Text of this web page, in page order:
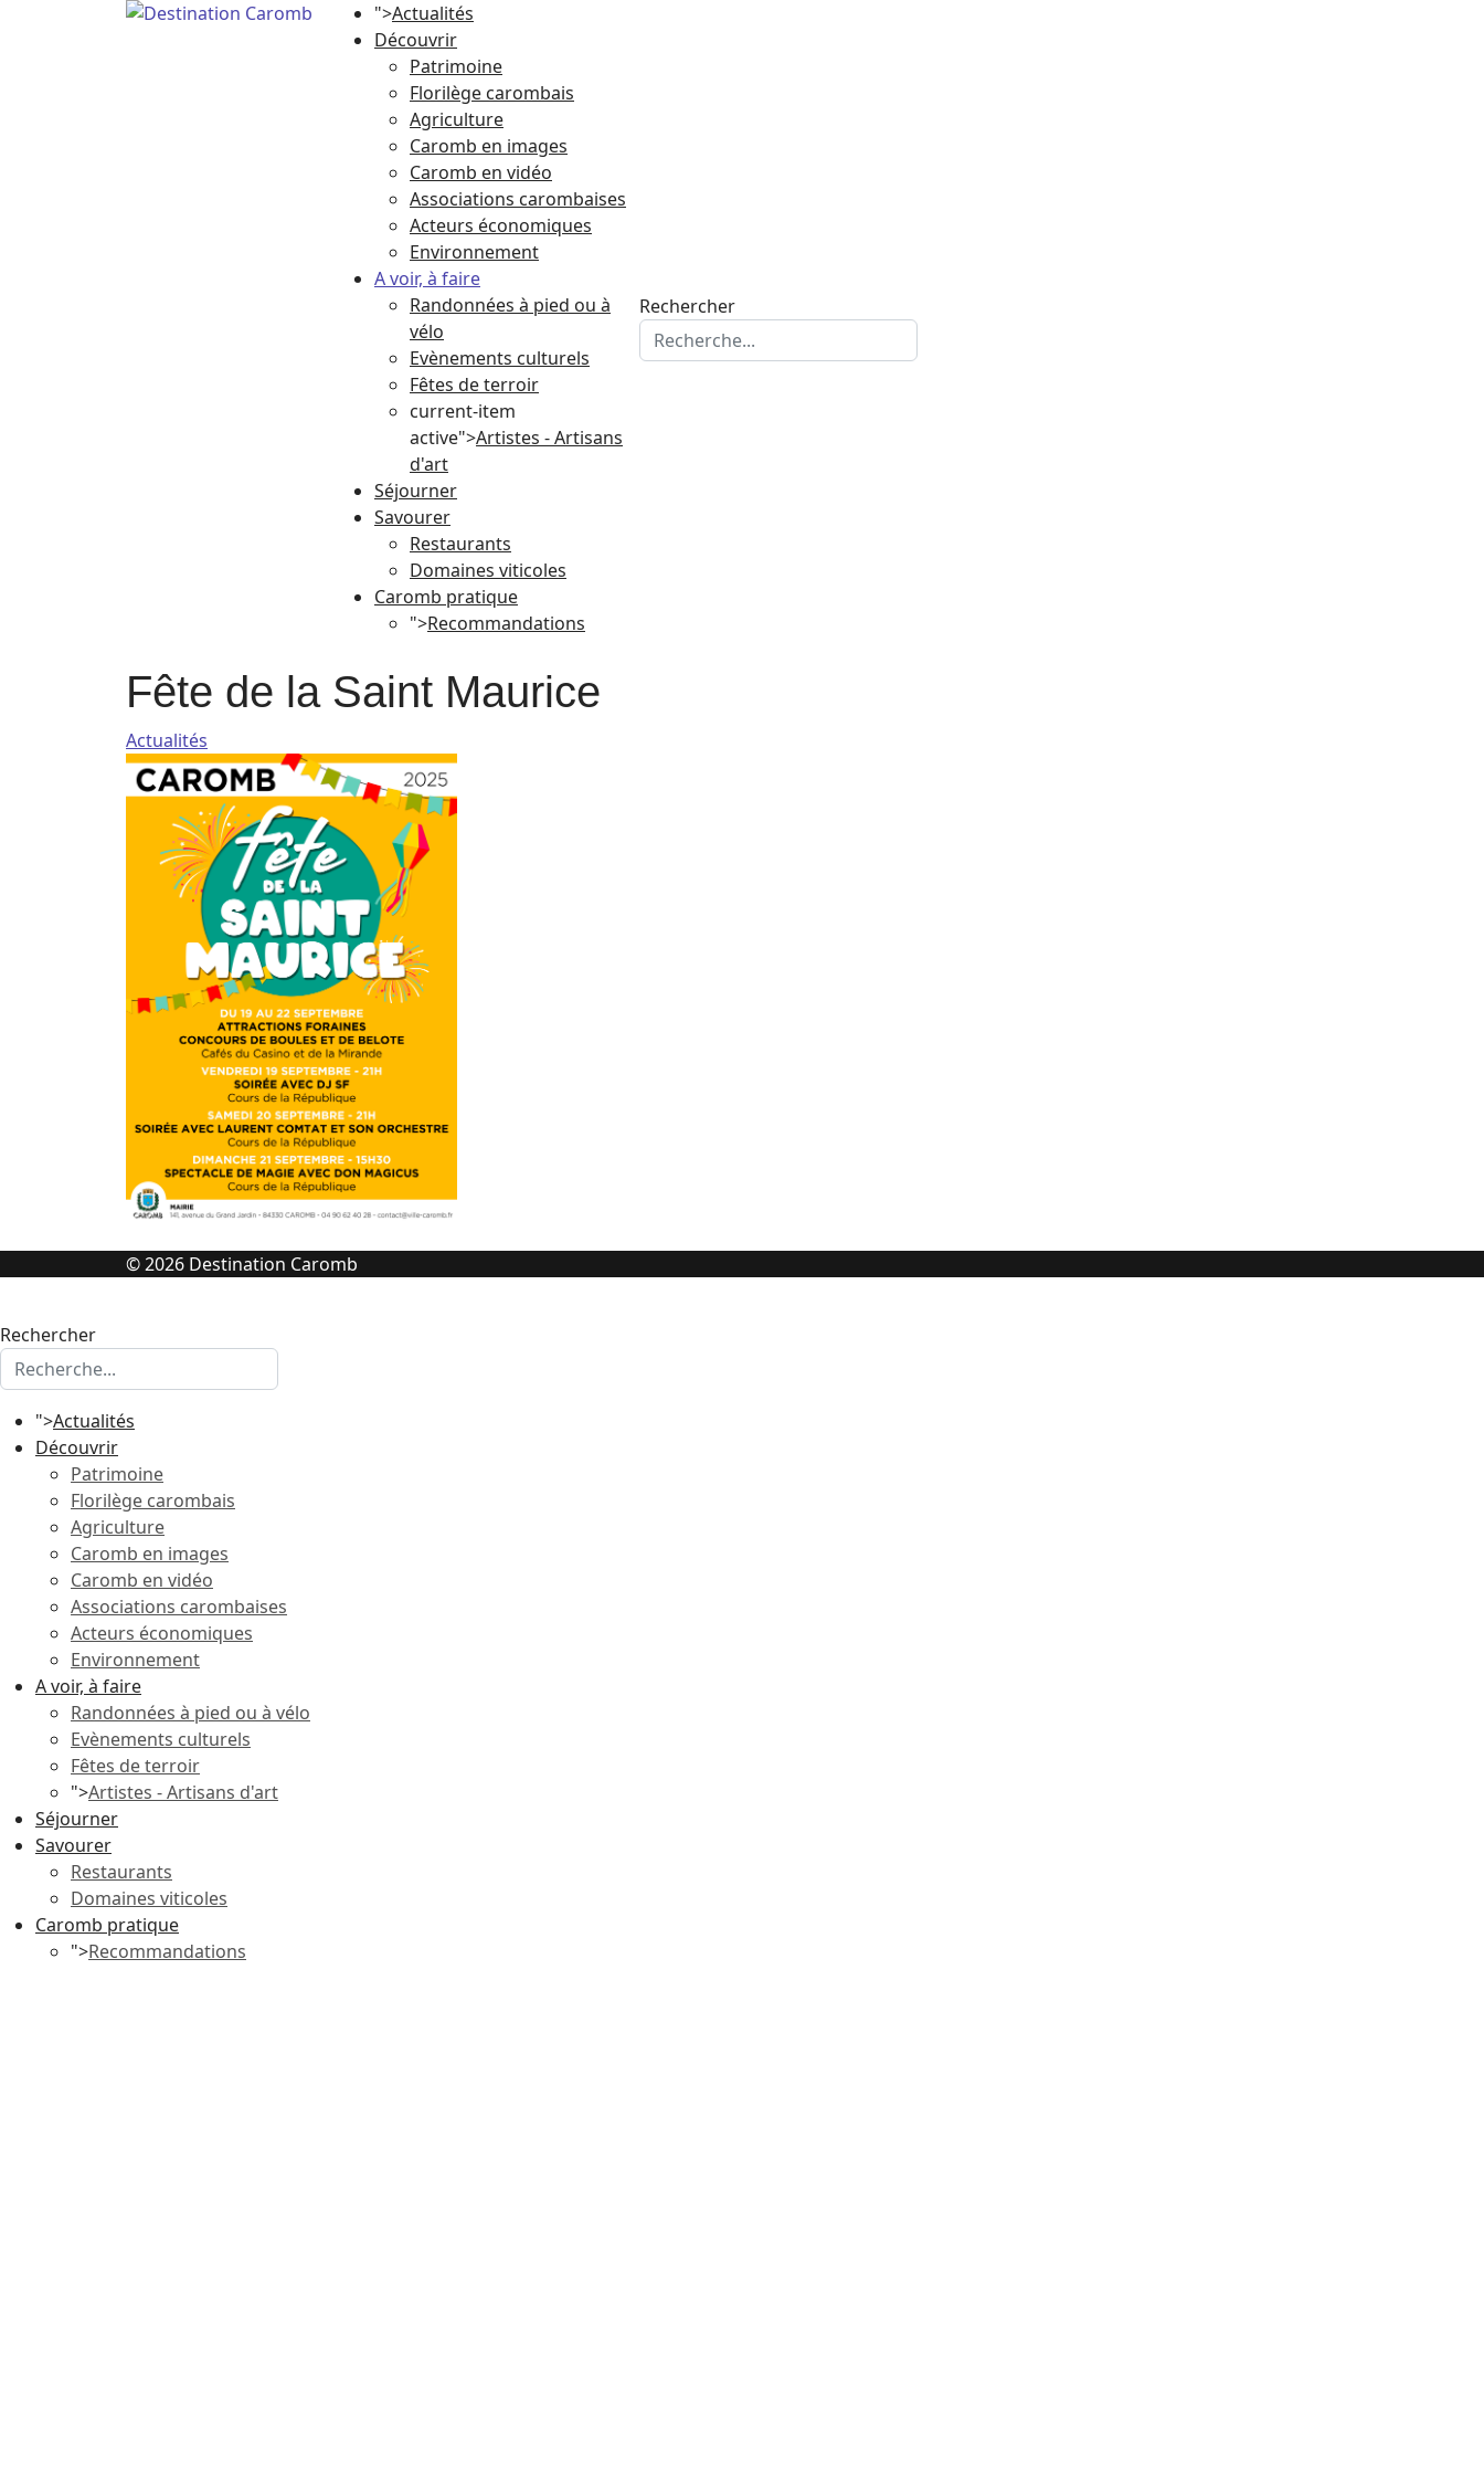
">Actualités
Découvrir
Patrimoine
Florilège carombais
Agriculture
Caromb en images
Caromb en vidéo
Associations carombaises
Acteurs économiques
Environnement
A voir, à faire
Randonnées à pied ou à
vélo
Evènements culturels
Fêtes de terroir
current-item
active">Artistes - Artisans
d'art
Séjourner
Savourer
Restaurants
Domaines viticoles
Caromb pratique
">Recommandations
Rechercher
Fête de la Saint Maurice
Actualités
© 2026 Destination Caromb
Rechercher
">Actualités
Découvrir
Patrimoine
Florilège carombais
Agriculture
Caromb en images
Caromb en vidéo
Associations carombaises
Acteurs économiques
Environnement
A voir, à faire
Randonnées à pied ou à vélo
Evènements culturels
Fêtes de terroir
">Artistes - Artisans d'art
Séjourner
Savourer
Restaurants
Domaines viticoles
Caromb pratique
">Recommandations